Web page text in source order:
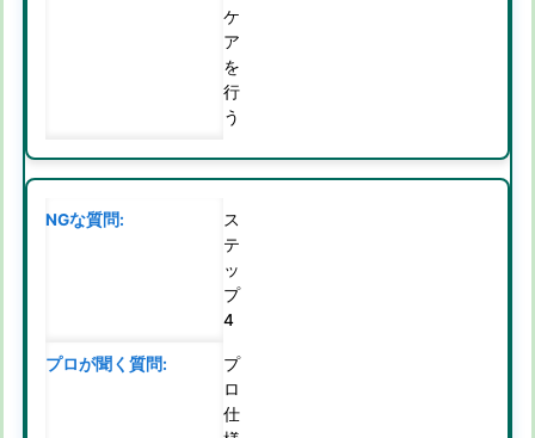
ケ
ア
を
行
う
ス
テ
ッ
プ
4
プ
ロ
仕